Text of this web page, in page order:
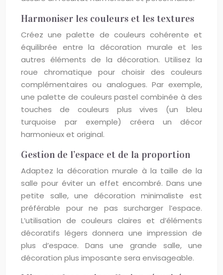
Harmoniser les couleurs et les textures
Créez une palette de couleurs cohérente et
équilibrée entre la décoration murale et les
autres éléments de la décoration. Utilisez la
roue chromatique pour choisir des couleurs
complémentaires ou analogues. Par exemple,
une palette de couleurs pastel combinée à des
touches de couleurs plus vives (un bleu
turquoise par exemple) créera un décor
harmonieux et original.
Gestion de l’espace et de la proportion
Adaptez la décoration murale à la taille de la
salle pour éviter un effet encombré. Dans une
petite salle, une décoration minimaliste est
préférable pour ne pas surcharger l’espace.
L’utilisation de couleurs claires et d’éléments
décoratifs légers donnera une impression de
plus d’espace. Dans une grande salle, une
décoration plus imposante sera envisageable.